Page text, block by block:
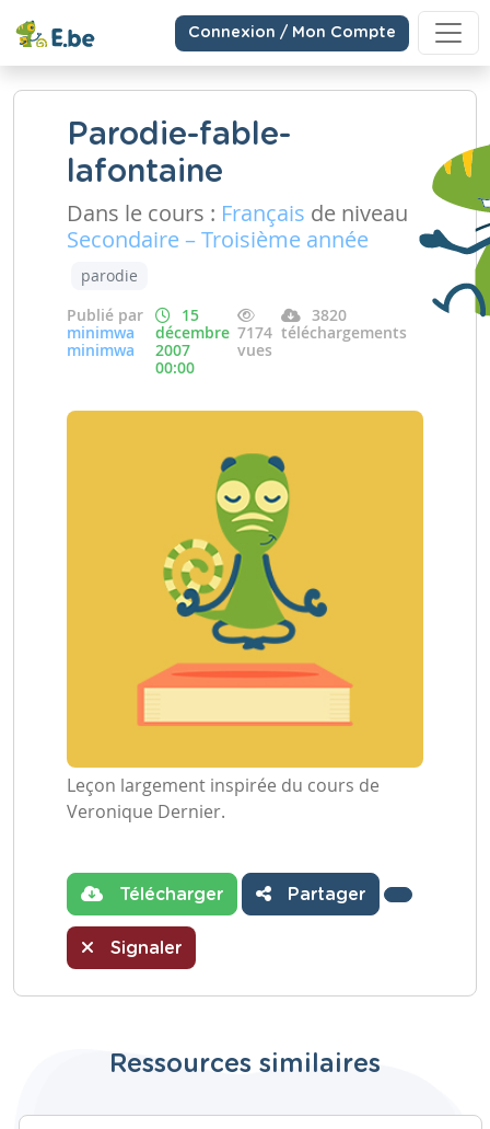
Connexion / Mon Compte
Parodie-fable-
lafontaine
Dans le cours : Français de niveau
Secondaire – Troisième année
parodie
Publié par
minimwa
minimwa
15
décembre
2007
00:00
7174
vues
3820
téléchargements
Leçon largement inspirée du cours de
Veronique Dernier.
Télécharger Partager
Signaler
Ressources similaires